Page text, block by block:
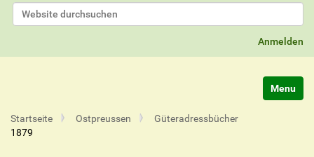
Website durchsuchen
Anmelden
Startseite Ostpreussen
Güteradressbücher
1879